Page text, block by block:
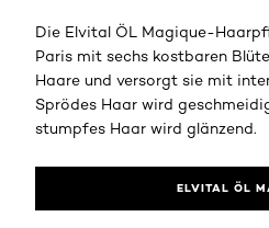
Die Elvital ÖL Magique-
Paris mit sechs kostbaren
Haare und versorgt sie mit
Sprödes Haar wird
stumpfes Haar wird glänzend.
ELVITAL ÖL